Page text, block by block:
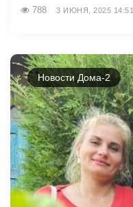
788 3 ИЮНЯ, 2025 14:51
Новости Дома-2